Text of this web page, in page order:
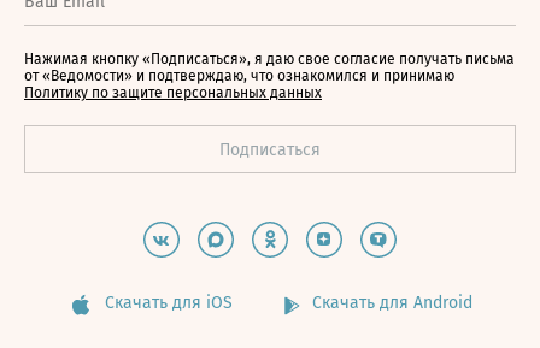
Нажимая кнопку «Подписаться», я даю свое согласие получать письма
от «Ведомости» и подтверждаю, что ознакомился и принимаю
Политику по защите персональных данных
Скачать для iOS Скачать для Android